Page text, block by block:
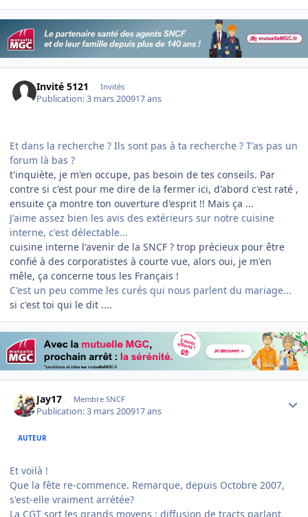
Invité 5121 Invités
Publication:3 mars 200917 ans
Et dans la recherche ? Ils sont pas à ta recherche ? T'as pas un
forum là bas ?
t'inquiète, je m'en occupe, pas besoin de tes conseils. Par
contre si c'est pour me dire de la fermer ici, d'abord c'est raté ,
ensuite ça montre ton ouverture d'esprit !! Mais ça ...
J'aime assez bien les avis des extérieurs sur notre cuisine
interne, c'est délectable...
cuisine interne l'avenir de la SNCF ? trop précieux pour être
confié à des corporatistes à courte vue, alors oui, je m'en
mêle, ça concerne tous les Français !
C'est un peu comme les curés qui nous parlent du mariage...
si c'est toi qui le dit ....
Jay17 Membre SNCF
Publication:3 mars 200917 ans
AUTEUR
Et voilà !
Que la fête re-commence. Remarque, depuis Octobre 2007,
s'est-elle vraiment arrétée?
La CGT sort les grands moyens : diffusion de tracts parlant